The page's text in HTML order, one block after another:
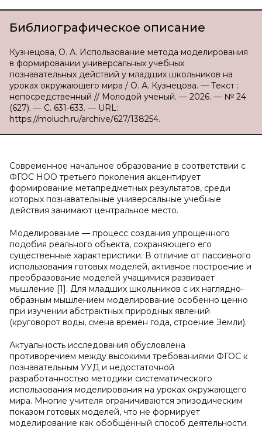
Библиографическое описание
Кузнецова, О. А. Использование метода моделирования
в формировании универсальных учебных
познавательных действий у младших школьников на
уроках окружающего мира / О. А. Кузнецова. — Текст :
непосредственный // Молодой ученый. — 2026. — № 24
(627). — С. 631-633. — URL:
https://moluch.ru/archive/627/138254.
Современное начальное образование в соответствии с
ФГОС НОО третьего поколения акцентирует
формирование метапредметных результатов, среди
которых познавательные универсальные учебные
действия занимают центральное место.
Моделирование — процесс создания упрощённого
подобия реального объекта, сохраняющего его
существенные характеристики. В отличие от пассивного
использования готовых моделей, активное построение и
преобразование моделей учащимися развивает
мышление [1]. Для младших школьников с их наглядно-
образным мышлением моделирование особенно ценно
при изучении абстрактных природных явлений
(круговорот воды, смена времён года, строение Земли).
Актуальность исследования обусловлена
противоречием между высокими требованиями ФГОС к
познавательным УУД и недостаточной
разработанностью методики систематического
использования моделирования на уроках окружающего
мира. Многие учителя ограничиваются эпизодическим
показом готовых моделей, что не формирует
моделирование как обобщённый способ деятельности.